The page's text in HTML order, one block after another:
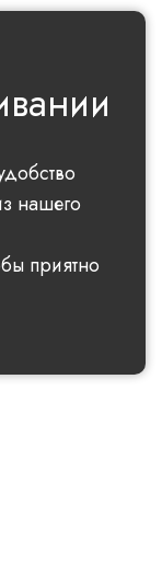
нашего
приятно